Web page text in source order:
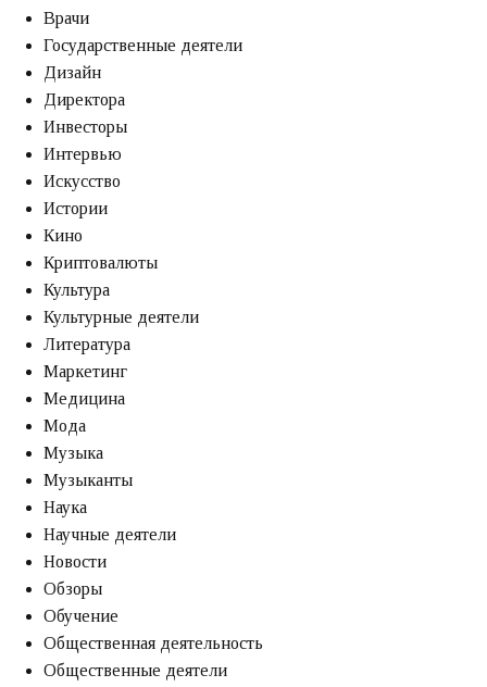
Врачи
Государственные деятели
Дизайн
Директора
Инвесторы
Интервью
Искусство
Истории
Кино
Криптовалюты
Культура
Культурные деятели
Литература
Маркетинг
Медицина
Мода
Музыка
Музыканты
Наука
Научные деятели
Новости
Обзоры
Обучение
Общественная деятельность
Общественные деятели